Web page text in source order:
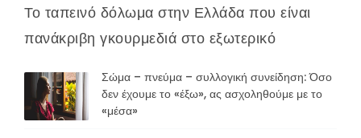
Το ταπεινό δόλωμα στην Ελλάδα που είναι
πανάκριβη γκουρμεδιά στο εξωτερικό
Σώμα – πνεύμα – συλλογική συνείδηση: Όσο
δεν έχουμε το «έξω», ας ασχοληθούμε με το
«μέσα»